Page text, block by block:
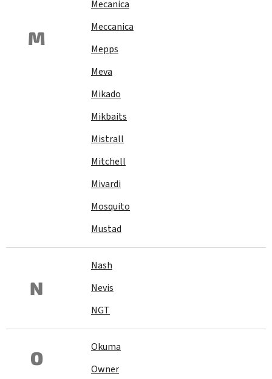
M
Mecanica
Meccanica
Mepps
Meva
Mikado
Mikbaits
Mistrall
Mitchell
Mivardi
Mosquito
Mustad
N
Nash
Nevis
NGT
O
Okuma
Owner